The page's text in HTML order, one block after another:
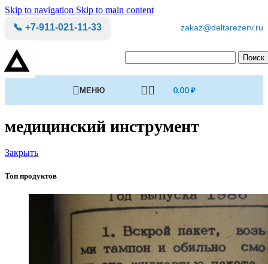
Skip to navigation Skip to main content
📞 +7-911-021-11-33
zakaz@deltarezerv.ru
Поиск
МЕНЮ 0.00₽
медицинский инструмент
Закрыть
Топ продуктов